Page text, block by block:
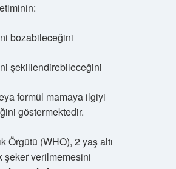
bozabileceğini
şekillendirebileceğini
formül mamaya ilgiyi
göstermektedir.
Örgütü (WHO), 2 yaş altı
şeker verilmemesini